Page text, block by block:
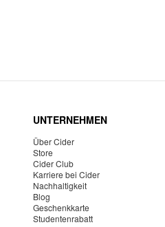
UNTERNEHMEN
Über Cider
Store
Cider Club
Karriere bei Cider
Nachhaltigkeit
Blog
Geschenkkarte
Studentenrabatt